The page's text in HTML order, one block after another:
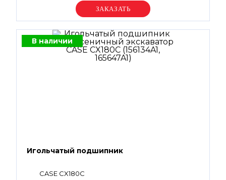
Уточняйте цену
В наличии
Игольчатый подшипник
CASE CX180C